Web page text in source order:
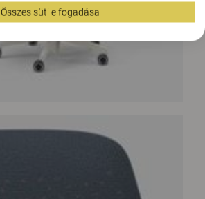
Összes süti elfogadása